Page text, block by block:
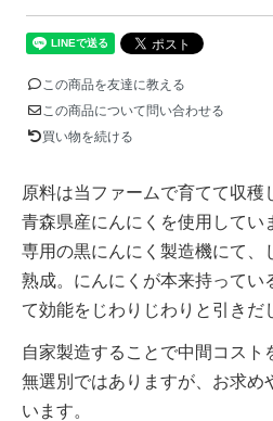
この商品を友達に教える
この商品について問い合わせる
買い物を続ける
原料は当ファームで育てて収穫
青森県産にんにくを使用してい
専用の黒にんにく製造機にて、
熟成。にんにくが本来持ってい
て効能をじわりじわりと引きだ
自家製造することで中間コスト
無選別ではありますが、お求め
います。